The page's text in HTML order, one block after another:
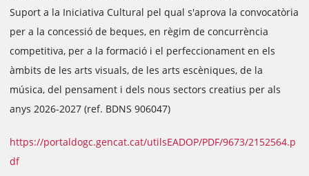
Suport a la Iniciativa Cultural pel qual s'aprova la convocatòria
per a la concessió de beques, en règim de concurrència
competitiva, per a la formació i el perfeccionament en els
àmbits de les arts visuals, de les arts escèniques, de la
música, del pensament i dels nous sectors creatius per als
anys 2026-2027 (ref. BDNS 906047)
https://portaldogc.gencat.cat/utilsEADOP/PDF/9673/2152564.p
df